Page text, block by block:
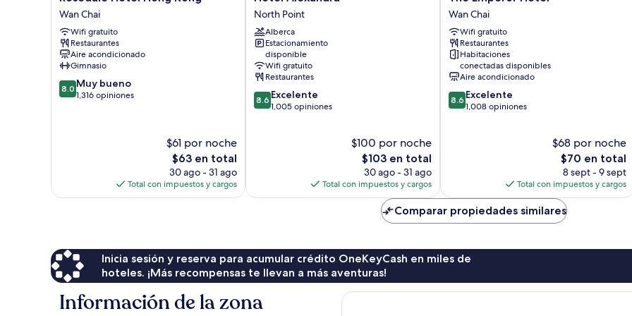
Hotel
Hong
Kong
Wan
Chai
Wan Chai
Wifi gratuito
Restaurantes
Aire acondicionado
Gimnasio
8.0
de
8.0 Muy bueno
1,316 opiniones
$61 por noche
El
precio
actual
es
$63 en total
30 ago - 31 ago
Total con impuestos y cargos
Alexandra
North
Point
North Point
Alberca
Estacionamiento
disponible
Wifi gratuito
Restaurantes
8.6
de
8.6 Excelente
1,005 opiniones
$100 por noche
El
precio
actual
es
$103 en total
30 ago - 31 ago
Total con impuestos y cargos
Emperor
Hotel
Wan
Chai
Wan Chai
Wifi gratuito
Restaurantes
Habitaciones
conectadas disponibles
Aire acondicionado
8.6
de
8.6 Excelente
1,008 opiniones
$68 por noche
El
precio
actual
es
de
$70
$70 en total
8 sept - 9 sept
Total con impuestos y cargos
Comparar propiedades similares
Inicia sesión y reserva para acumular crédito OneKeyCash en miles de
hoteles. ¡Más recompensas te llevan a más aventuras!
Información de la zona